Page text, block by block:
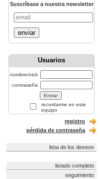
Suscríbase a nuestra newsletter
enviar
Usuarios
nombre/nick
contraseña
recordarme en este
equipo
registro
pérdida de contraseña
lista de los deseos
listado completo
seguimiento